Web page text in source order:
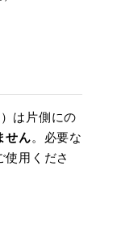
は片側にの
せん。必要な
用くださ